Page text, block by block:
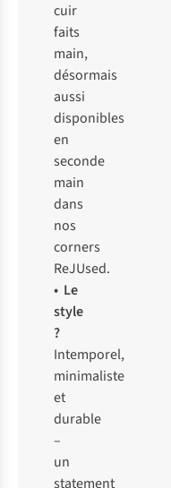
cuir
faits
main,
désormais
aussi
disponibles
en
seconde
main
dans
nos
corners
ReJUsed.
• Le
style
?
Intemporel,
minimaliste
et
durable
–
un
statement